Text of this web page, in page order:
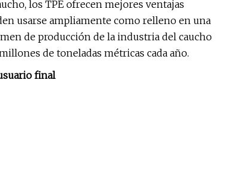
los TPE ofrecen mejores ventajas
usarse ampliamente como relleno en una
de producción de la industria del caucho
de toneladas métricas cada año.
final